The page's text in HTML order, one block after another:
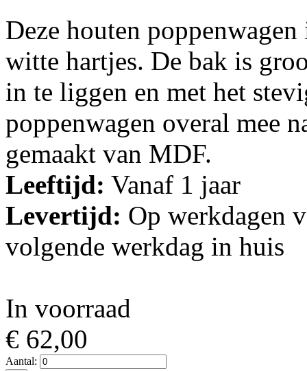
Deze houten
witte hartjes. De bak is
in te liggen en met het
poppenwagen overal mee
gemaakt van MDF.
Leeftijd: Vanaf 1 jaar
Levertijd: Op werkdagen
volgende werkdag in huis
In voorraad
€ 62,00
Aantal: